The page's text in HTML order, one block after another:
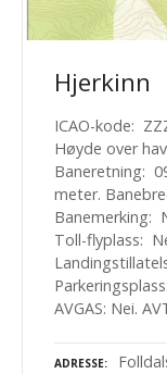
Hjerkinn
ICAO-kode:
Høyde over
Baneretning:
meter.
Banemerking:
Toll-flyplass:
AVGAS: Nei.
ADRESSE